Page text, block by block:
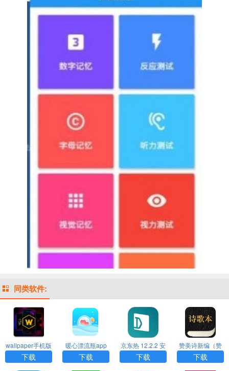
同类软件:
wallpaper手机版
下载官网版
下载
暖心漂流瓶app
下载
京东热 12.2.2 安
卓版APP
下载
赞美诗新编（赞
美诗歌本）最新
版app下载
下载